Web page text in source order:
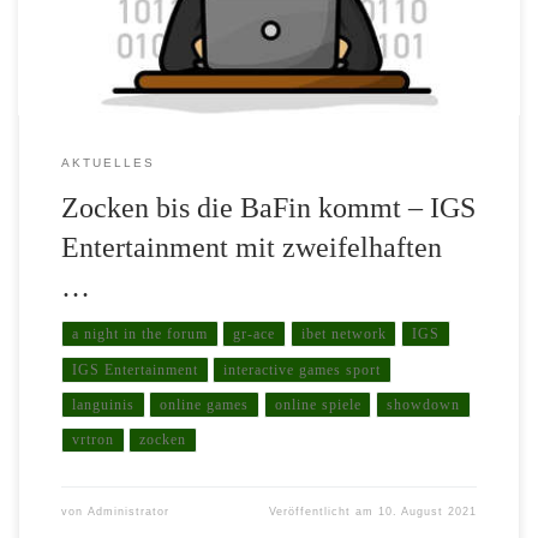
Gleichgesinnter gespielt und gezockt. Der Grund […]
AKTUELLES
Zocken bis die BaFin kommt – IGS
Entertainment mit zweifelhaften
…
a night in the forum gr-ace ibet network IGS
IGS Entertainment interactive games sport
languinis online games online spiele showdown
vrtron zocken
von Administrator Veröffentlicht am 10. August 2021